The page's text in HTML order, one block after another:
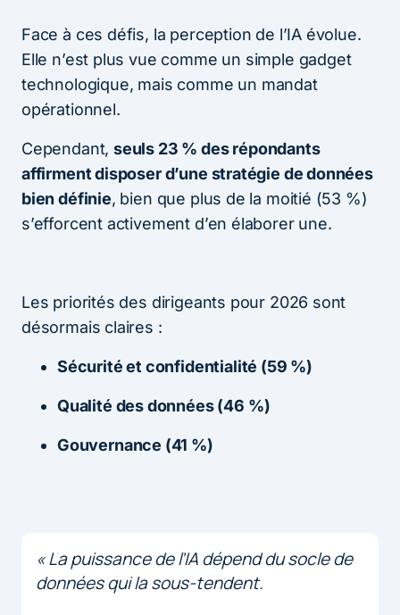
Face à ces défis, la perception de l’IA évolue.
Elle n’est plus vue comme un simple gadget
technologique, mais comme un mandat
opérationnel.
Cependant,seuls 23 % des répondants
affirment disposer d’une stratégie de données
bien définie, bien que plus de la moitié (53 %)
s’efforcent activement d’en élaborer une.
Les priorités des dirigeants pour 2026 sont
désormais claires :
Sécurité et confidentialité (59 %)
Qualité des données (46 %)
Gouvernance (41 %)
« La puissance de l’IA dépend du socle de
données qui la sous-tendent.